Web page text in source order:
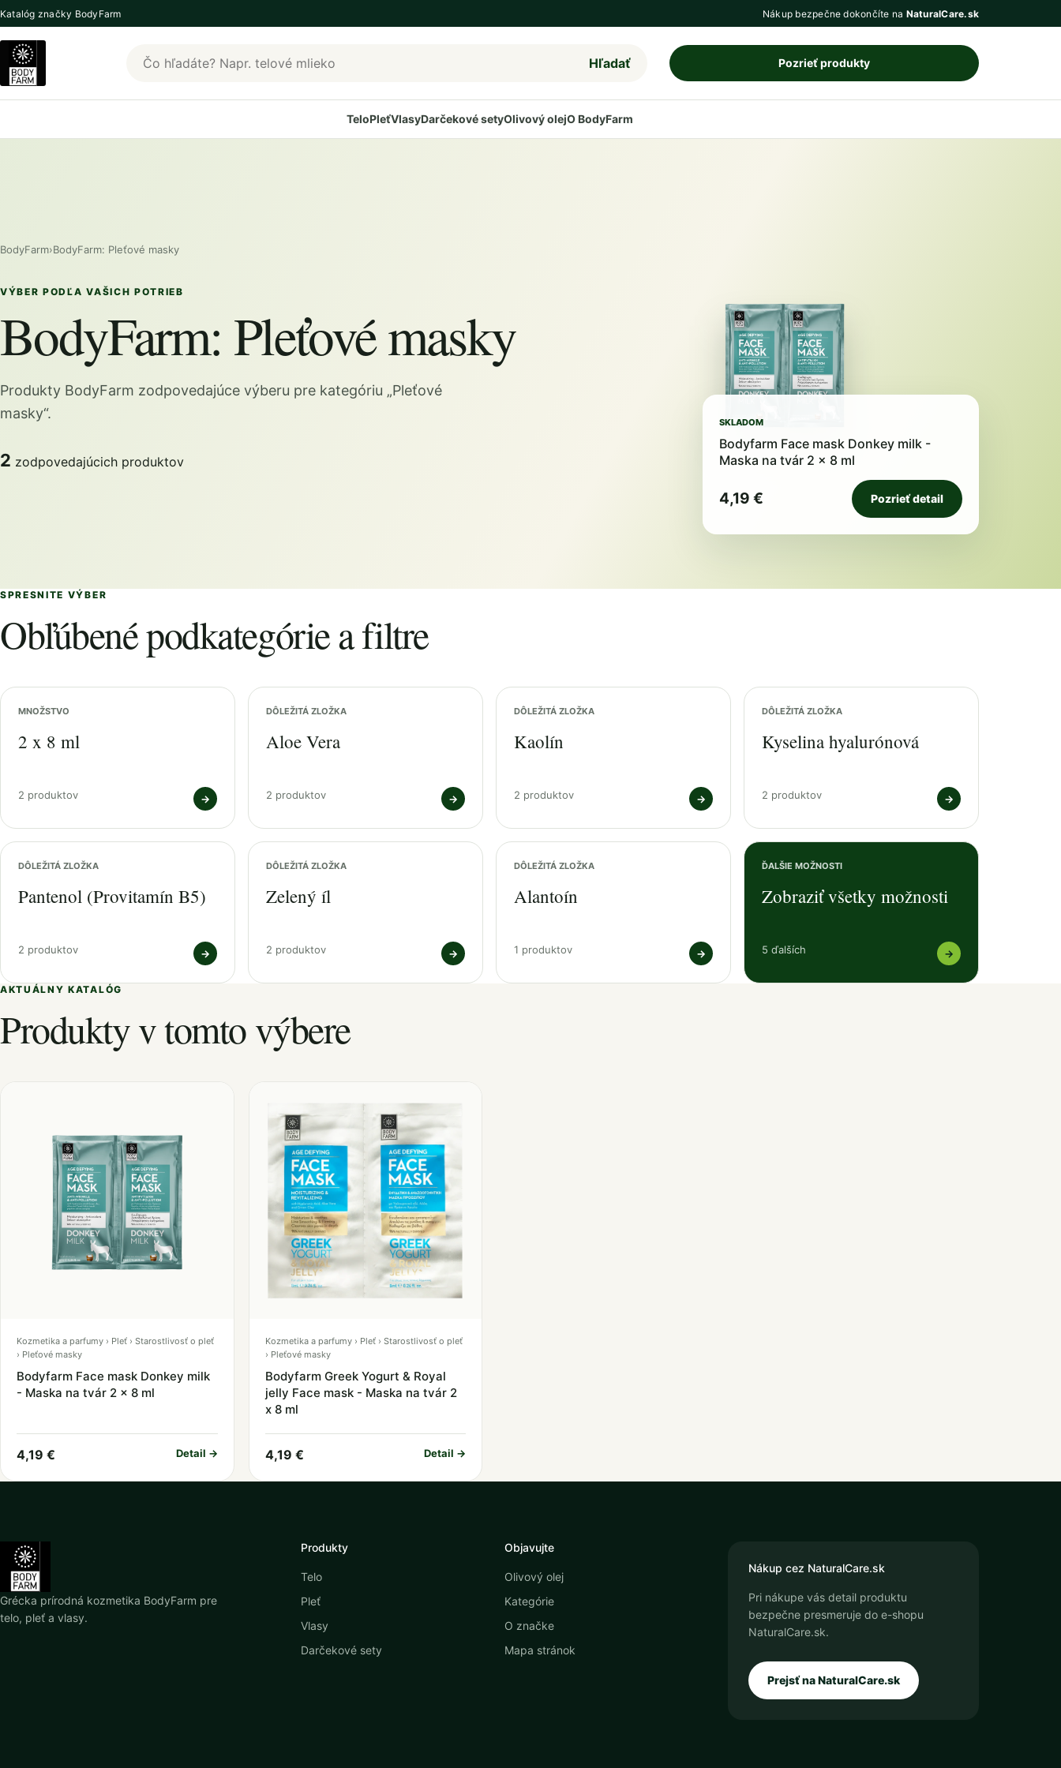
Katalóg značky BodyFarm Nákup bezpečne dokončíte na NaturalCare.sk
Hľadať produkty BodyFarm
Hľadať Pozrieť produkty
TeloPleťVlasyDarčekové setyOlivový olejO BodyFarm
BodyFarm›BodyFarm: Pleťové masky
VÝBER PODĽA VAŠICH POTRIEB
BodyFarm: Pleťové masky
Produkty BodyFarm zodpovedajúce výberu pre kategóriu „Pleťové
masky“.
2 zodpovedajúcich produktov
SKLADOM
Bodyfarm Face mask Donkey milk -
Maska na tvár 2 x 8 ml
4,19 € Pozrieť detail
SPRESNITE VÝBER
Obľúbené podkategórie a filtre
MNOŽSTVO
2 x 8 ml
2 produktov →
DÔLEŽITÁ ZLOŽKA
Aloe Vera
2 produktov →
DÔLEŽITÁ ZLOŽKA
Kaolín
2 produktov →
DÔLEŽITÁ ZLOŽKA
Kyselina hyalurónová
2 produktov →
DÔLEŽITÁ ZLOŽKA
Pantenol (Provitamín B5)
2 produktov →
DÔLEŽITÁ ZLOŽKA
Zelený íl
2 produktov →
DÔLEŽITÁ ZLOŽKA
Alantoín
1 produktov →
ĎALŠIE MOŽNOSTI
Zobraziť všetky možnosti
5 ďalších →
AKTUÁLNY KATALÓG
Produkty v tomto výbere
Kozmetika a parfumy › Pleť › Starostlivosť o pleť
› Pleťové masky
Bodyfarm Face mask Donkey milk
- Maska na tvár 2 x 8 ml
4,19 € Detail →
Kozmetika a parfumy › Pleť › Starostlivosť o pleť
› Pleťové masky
Bodyfarm Greek Yogurt & Royal
jelly Face mask - Maska na tvár 2
x 8 ml
4,19 € Detail →
Grécka prírodná kozmetika BodyFarm pre
telo, pleť a vlasy.
Produkty
Telo
Pleť
Vlasy
Darčekové sety
Objavujte
Olivový olej
Kategórie
O značke
Mapa stránok
Nákup cez NaturalCare.sk
Pri nákupe vás detail produktu
bezpečne presmeruje do e-shopu
NaturalCare.sk.
Prejsť na NaturalCare.sk